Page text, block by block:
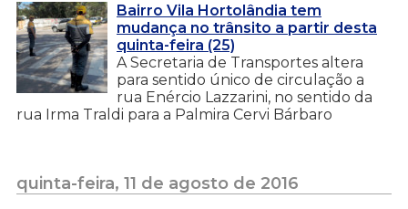
Bairro Vila Hortolândia tem
mudança no trânsito a partir desta
quinta-feira (25)
A Secretaria de Transportes altera
para sentido único de circulação a
rua Enércio Lazzarini, no sentido da
rua Irma Traldi para a Palmira Cervi Bárbaro
quinta-feira, 11 de agosto de 2016